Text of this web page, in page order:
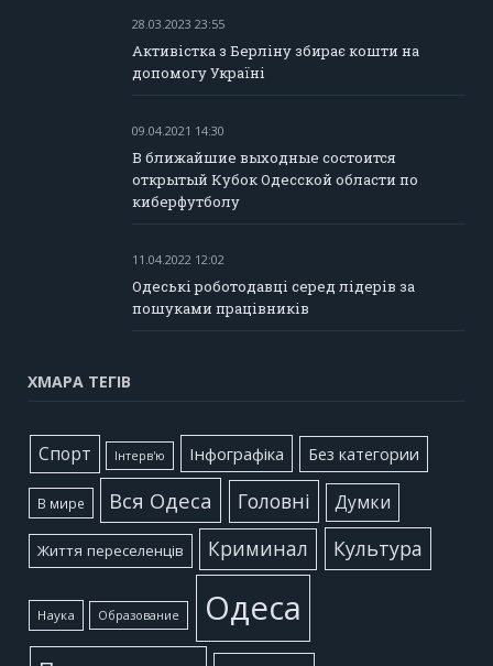
28.03.2023 23:55
Активістка з Берліну збирає кошти на
допомогу Україні
09.04.2021 14:30
В ближайшие выходные состоится
открытый Кубок Одесской области по
киберфутболу
11.04.2022 12:02
Одеські роботодавці серед лідерів за
пошуками працівників
ХМАРА ТЕГІВ
Cпорт Інтерв'ю Інфографіка Без категории
В мире Вся Одеса Головні Думки
Життя переселенців Криминал Культура
Наука Образование Одеса